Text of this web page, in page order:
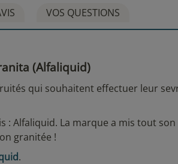
VOS QUESTIONS
(Alfaliquid)
qui souhaitent effectuer leur
: Alfaliquid. La marque a mis tout
granitée !
.